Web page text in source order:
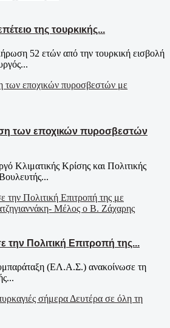
της τουρκικής...
52 ετών από την τουρκική εισβολή
των εποχικών πυροσβεστών
Κλιματικής Κρίσης και Πολιτικής
Πολιτική Επιτροπή της...
(ΕΛ.Α.Σ.) ανακοίνωσε τη